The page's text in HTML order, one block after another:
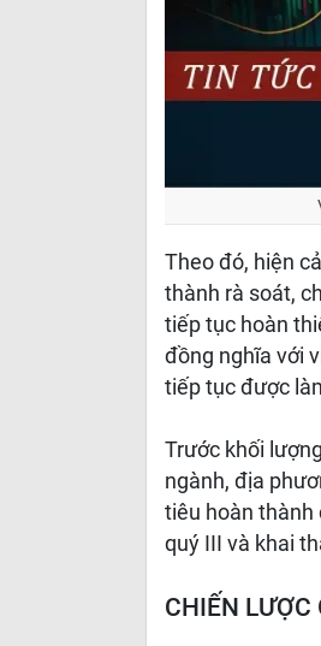
Theo đó, hiện
thành rà soát,
tiếp tục hoàn
đồng nghĩa với
tiếp tục được
Trước khối
ngành, địa
tiêu hoàn thành
quý III và khai
CHIẾN LƯỢC